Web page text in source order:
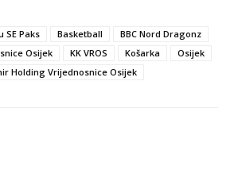
SE Paks Basketball
BBC Nord Dragonz
Osijek KK VROS Košarka
Osijek
Holding Vrijednosnice Osijek